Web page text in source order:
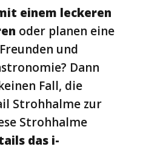
einem leckeren
oder planen eine
und
Dann
Fall, die
Strohhalme zur
Strohhalme
das i-